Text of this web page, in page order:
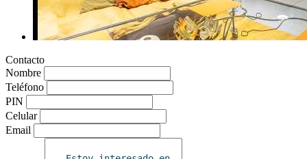
Contacto
Nombre
Teléfono
PIN
Celular
Email